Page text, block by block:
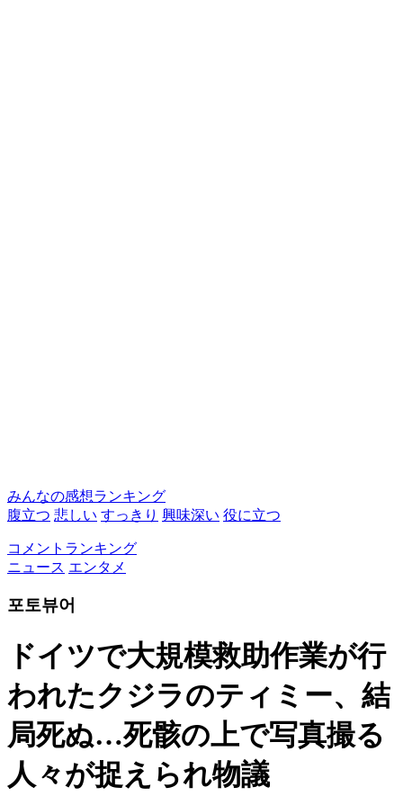
みんなの感想ランキング
腹立つ 悲しい すっきり 興味深い 役に立つ
コメントランキング
ニュース エンタメ
포토뷰어
ドイツで大規模救助作業が行
われたクジラのティミー、結
局死ぬ…死骸の上で写真撮る
人々が捉えられ物議